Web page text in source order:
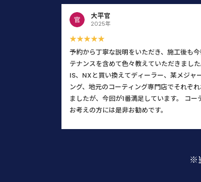
予約日当日も、馬場さんは「私が何を気にし
だわっているのか」を正確に把握するため
たな」と感じた瞬間、不安な気持ちがスッと
も安心したと同時に、顧客の要望やこだわり
ヒアリングし正確に把握することがいかに大
の歳になって若い馬場さんから改めて学ば
次第です。 そして、こちらの車への愛情を
汲み取っていただけたからこそ、仕上がり
し、100%満足のいく素晴らしい状態に仕上
いると感じました。 ネットで偶然見つけた
大平官
2025年
★★★★★
予約から丁寧な説明をいただき、施工後も
テナンスを含めて色々教えていただきました
IS、NXと買い換えてディーラー、某メジャ
ング、地元のコーティング専門店でそれぞ
ましたが、今回が1番満足しています。 コー
お考えの方には是非お勧めです。
※